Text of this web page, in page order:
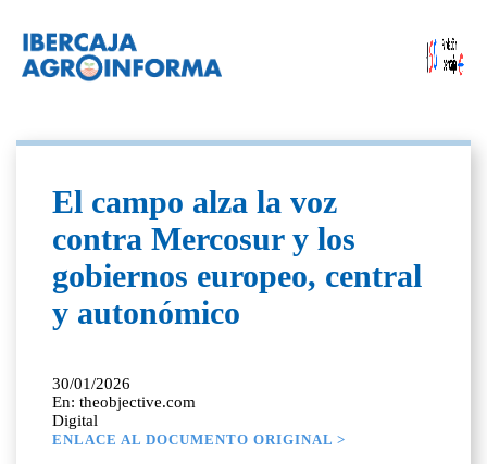
El campo alza la voz
contra Mercosur y los
gobiernos europeo, central
y autonómico
30/01/2026
En: theobjective.com
Digital
ENLACE AL DOCUMENTO ORIGINAL >